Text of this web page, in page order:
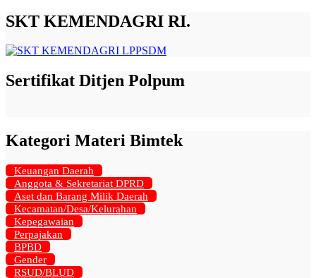
SKT KEMENDAGRI RI.
Sertifikat Ditjen Polpum
Kategori Materi Bimtek
Keuangan Daerah
Anggota & Sekretariat DPRD
Aset dan Barang Milik Daerah
Kecamatan/Desa/Kelurahan
Kepegawaian
Perpajakan
BPBD
Gender
RSUD/BLUD